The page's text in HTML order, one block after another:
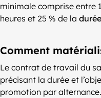
minimale comprise entre
heures et 25 % de la
Comment
Le contrat de travail du
précisant la durée et
promotion par